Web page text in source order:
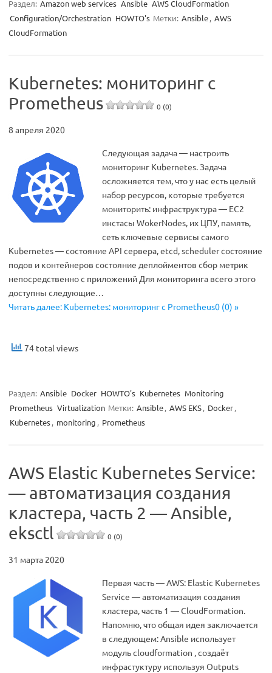
Раздел: Amazon web services Ansible AWS CloudFormation
Configuration/Orchestration HOWTO's Метки: Ansible, AWS
CloudFormation
Kubernetes: мониторинг с
Prometheus
0 (0)
8 апреля 2020
Следующая задача — настроить
мониторинг Kubernetes. Задача
осложняется тем, что у нас есть целый
набор ресурсов, которые требуется
мониторить: инфраструктура — ЕС2
инстасы WokerNodes, их ЦПУ, память,
сеть ключевые сервисы самого
Kubernetes — состояние API сервера, etcd, scheduler состояние
подов и контейнеров состояние деплойментов сбор метрик
непосредственно с приложений Для мониторинга всего этого
доступны следующие…
Читать далее: Kubernetes: мониторинг с Prometheus0 (0) »
74 total views
Раздел: Ansible Docker HOWTO's Kubernetes Monitoring
Prometheus Virtualization Метки: Ansible, AWS EKS, Docker,
Kubernetes, monitoring , Prometheus
AWS Elastic Kubernetes Service:
— автоматизация создания
кластера, часть 2 — Ansible,
eksctl
0 (0)
31 марта 2020
Первая часть — AWS: Elastic Kubernetes
Service — автоматизация создания
кластера, часть 1 — CloudFormation.
Напомню, что общая идея заключается
в следующем: Ansible использует
модуль cloudformation , создаёт
инфрастуктуру используя Outputs